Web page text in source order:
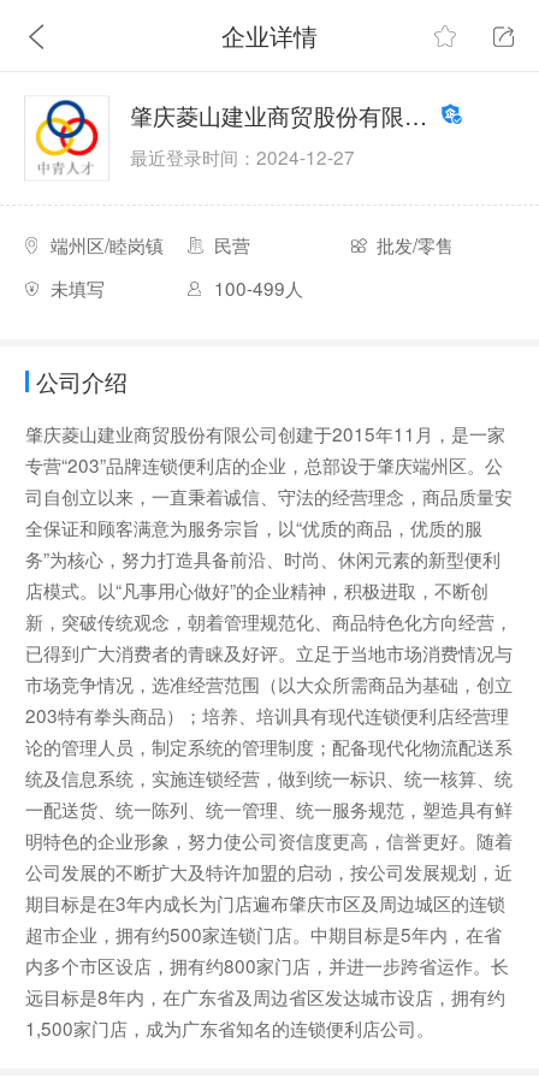
企业详情
肇庆菱山建业商贸股份有限公司
最近登录时间：2024-12-27
端州区/睦岗镇 民营
批发/零售
未填写
100-499人
公司介绍
肇庆菱山建业商贸股份有限公司创建于2015年11月，是一家
专营“203”品牌连锁便利店的企业，总部设于肇庆端州区。公
司自创立以来，一直秉着诚信、守法的经营理念，商品质量安
全保证和顾客满意为服务宗旨，以“优质的商品，优质的服
务”为核心，努力打造具备前沿、时尚、休闲元素的新型便利
店模式。以“凡事用心做好”的企业精神，积极进取，不断创
新，突破传统观念，朝着管理规范化、商品特色化方向经营，
已得到广大消费者的青睐及好评。立足于当地市场消费情况与
市场竞争情况，选准经营范围（以大众所需商品为基础，创立
203特有拳头商品）；培养、培训具有现代连锁便利店经营理
论的管理人员，制定系统的管理制度；配备现代化物流配送系
统及信息系统，实施连锁经营，做到统一标识、统一核算、统
一配送货、统一陈列、统一管理、统一服务规范，塑造具有鲜
明特色的企业形象，努力使公司资信度更高，信誉更好。随着
公司发展的不断扩大及特许加盟的启动，按公司发展规划，近
期目标是在3年内成长为门店遍布肇庆市区及周边城区的连锁
超市企业，拥有约500家连锁门店。中期目标是5年内，在省
内多个市区设店，拥有约800家门店，并进一步跨省运作。长
远目标是8年内，在广东省及周边省区发达城市设店，拥有约
1,500家门店，成为广东省知名的连锁便利店公司。